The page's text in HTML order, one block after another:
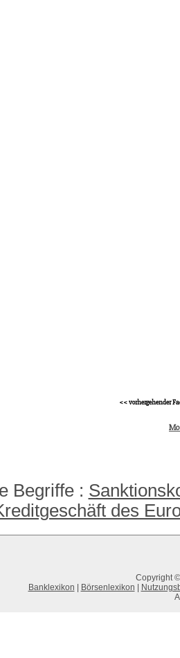
<< vorhergehender
Begriffe :
des
Copyright
Banklexikon
Börsenlexikon